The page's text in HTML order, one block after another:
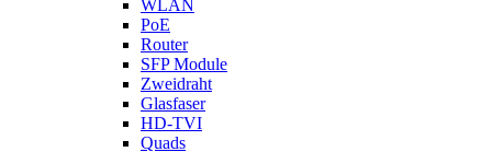
WLAN
PoE
Router
SFP Module
Zweidraht
Glasfaser
HD-TVI
Quads